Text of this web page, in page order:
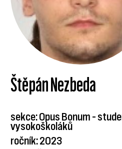
Štěpán Nezbeda
sekce: Opus Bonum –
vysokoškoláků
ročník: 2023